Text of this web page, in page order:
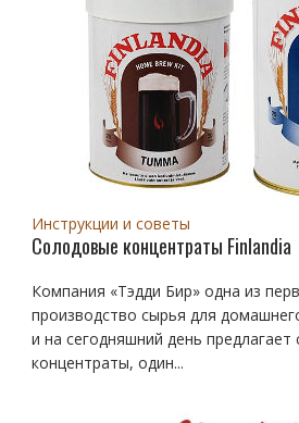
Инструкции и советы
Солодовые концентраты Finlandia
Компания «Тэдди Бир» одна из
производство сырья для
и на сегодняшний день
концентраты, один...